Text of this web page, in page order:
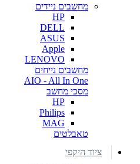
מחשבים ניידים
HP
DELL
ASUS
Apple
LENOVO
מחשבים נייחים
AIO - All In One
מסכי מחשב
HP
Philips
MAG
טאבלטים
ציוד היקפי